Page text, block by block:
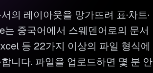
의 레이아웃을 망가뜨려 표·차트·
중국어에서 스웨덴어로의 문서
등 22가지 이상의 파일 형식에
니다. 파일을 업로드하면 몇 분 안